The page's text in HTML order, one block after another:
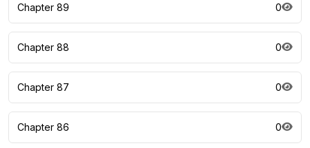
Chapter 89 0
Chapter 88 0
Chapter 87 0
Chapter 86 0